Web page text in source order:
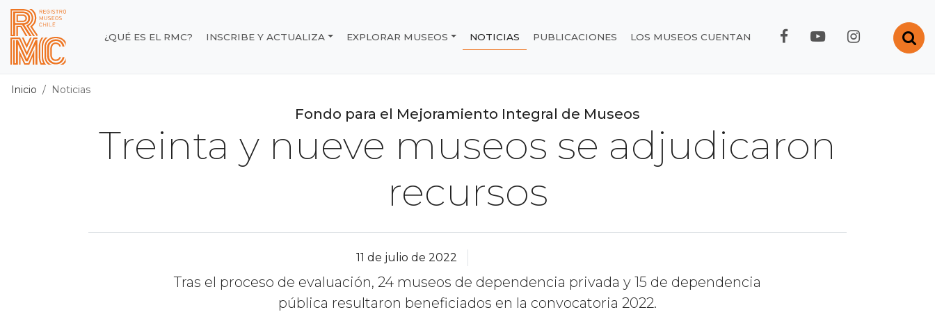
Contenido principal
Registro de Museos de Chile
¿QUÉ ES EL RMC? INSCRIBE Y ACTUALIZA EXPLORAR MUSEOS NOTICIAS PUBLICACIONES LOS MUSEOS CUENTAN FACEBOOK RMC
YOUTUBE RMC
Inicio Noticias
Fondo para el Mejoramiento Integral de Museos
Treinta y nueve museos se adjudicaron
recursos
11 de julio de 2022
Tras el proceso de evaluación, 24 museos de dependencia privada y 15 de dependencia
pública resultaron beneficiados en la convocatoria 2022.